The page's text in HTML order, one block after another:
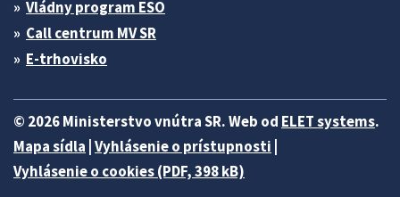
Vládny program ESO
Call centrum MV SR
E-trhovisko
© 2026 Ministerstvo vnútra SR. Web od ELET systems.
Mapa sídla Vyhlásenie o prístupnosti
Vyhlásenie o cookies (PDF, 398 kB)